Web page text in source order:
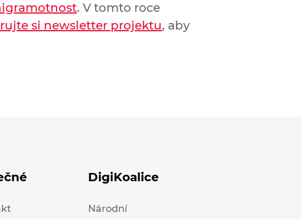
. V tomto roce
si newsletter projektu, aby
DigiKoalice
Národní